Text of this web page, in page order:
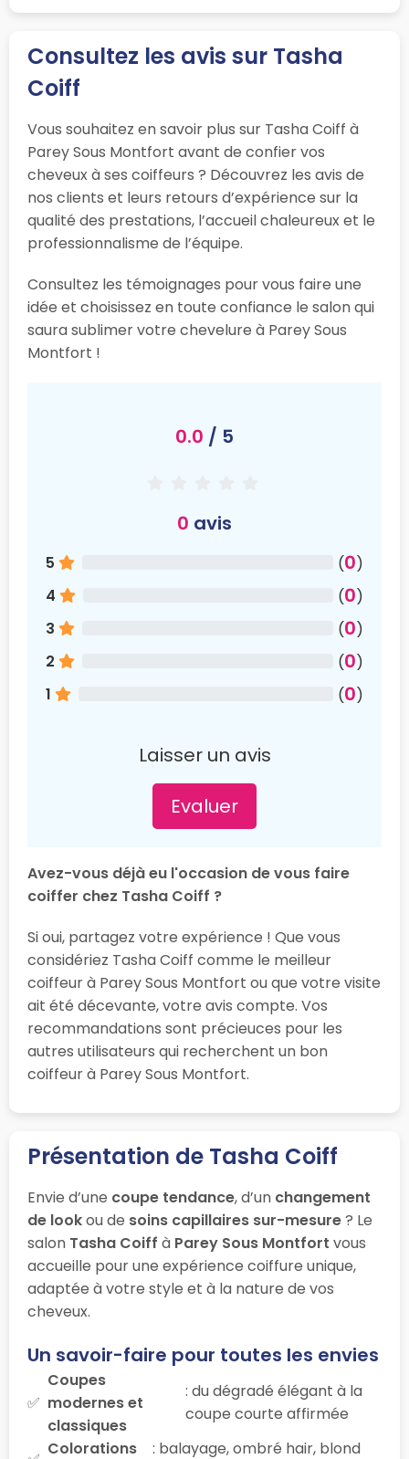
Consultez les avis sur Tasha
Coiff
Vous souhaitez en savoir plus sur Tasha Coiff à
Parey Sous Montfort avant de confier vos
cheveux à ses coiffeurs ? Découvrez les avis de
nos clients et leurs retours d’expérience sur la
qualité des prestations, l’accueil chaleureux et le
professionnalisme de l’équipe.
Consultez les témoignages pour vous faire une
idée et choisissez en toute confiance le salon qui
saura sublimer votre chevelure à Parey Sous
Montfort !
0.0 / 5
0 avis
5 (0)
4
(0)
3
(0)
2
(0)
1
(0)
Laisser un avis
Evaluer
Avez-vous déjà eu l'occasion de vous faire
coiffer chez Tasha Coiff ?
Si oui, partagez votre expérience ! Que vous
considériez Tasha Coiff comme le meilleur
coiffeur à Parey Sous Montfort ou que votre visite
ait été décevante, votre avis compte. Vos
recommandations sont précieuces pour les
autres utilisateurs qui recherchent un bon
coiffeur à Parey Sous Montfort.
Présentation de Tasha Coiff
Envie d’une coupe tendance, d’un changement
de lookou de soins capillaires sur-mesure? Le
salon Tasha Coiff à Parey Sous Montfort vous
accueille pour une expérience coiffure unique,
adaptée à votre style et à la nature de vos
cheveux.
Un savoir-faire pour toutes les envies
Coupes
modernes et
classiques
: du dégradé élégant à la
coupe courte affirmée
Colorations
: balayage, ombré hair, blond